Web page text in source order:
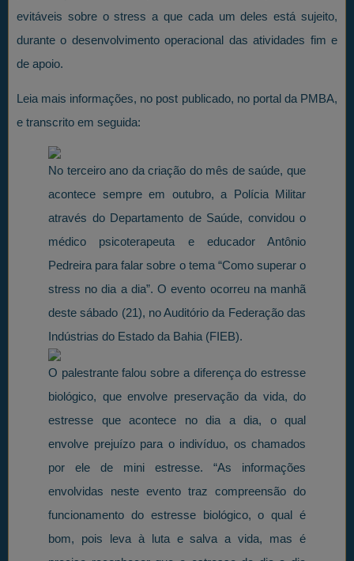
evitáveis sobre o stress a que cada um deles está sujeito,
durante o desenvolvimento operacional das atividades fim e
de apoio.
Leia mais informações, no post publicado, no portal da PMBA,
e transcrito em seguida:
No terceiro ano da criação do mês de saúde, que
acontece sempre em outubro, a Polícia Militar
através do Departamento de Saúde, convidou o
médico psicoterapeuta e educador Antônio
Pedreira para falar sobre o tema “Como superar o
stress no dia a dia”. O evento ocorreu na manhã
deste sábado (21), no Auditório da Federação das
Indústrias do Estado da Bahia (FIEB).
O palestrante falou sobre a diferença do estresse
biológico, que envolve preservação da vida, do
estresse que acontece no dia a dia, o qual
envolve prejuízo para o indivíduo, os chamados
por ele de mini estresse. “As informações
envolvidas neste evento traz compreensão do
funcionamento do estresse biológico, o qual é
bom, pois leva à luta e salva a vida, mas é